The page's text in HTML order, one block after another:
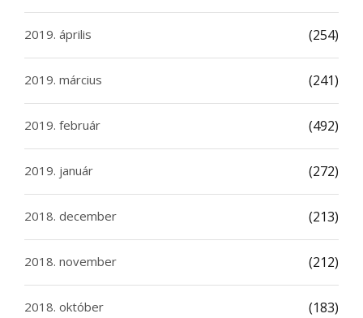
2019. április (254)
2019. március (241)
2019. február (492)
2019. január (272)
2018. december (213)
2018. november (212)
2018. október (183)